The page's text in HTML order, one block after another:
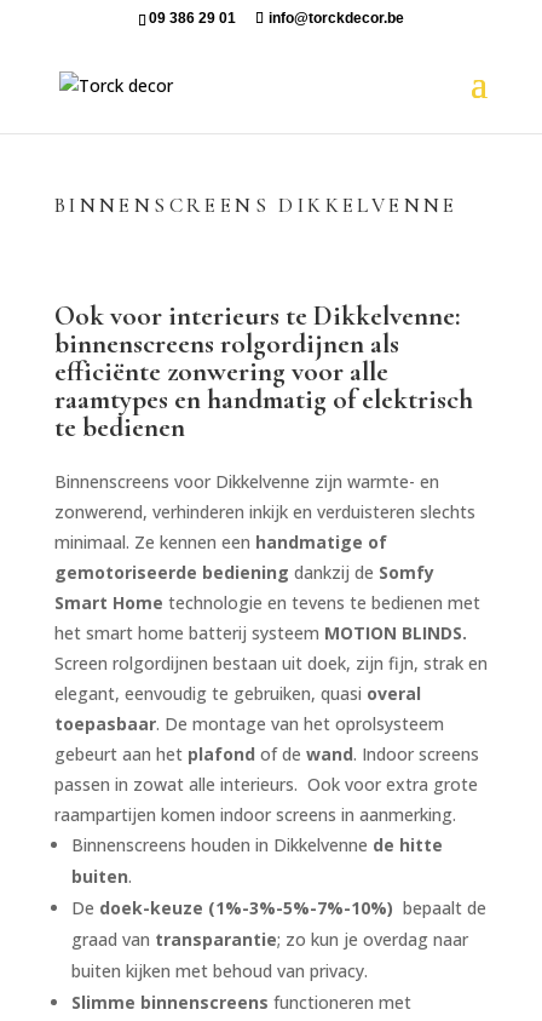
09 386 29 01 info@torckdecor.be
BINNENSCREENS DIKKELVENNE
Ook voor interieurs te Dikkelvenne:
binnenscreens rolgordijnen als
efficiënte zonwering voor alle
raamtypes en handmatig of elektrisch
te bedienen
Binnenscreens voor Dikkelvenne zijn warmte- en
zonwerend, verhinderen inkijk en verduisteren slechts
minimaal. Ze kennen een handmatige of
gemotoriseerde bediening dankzij de Somfy
Smart Home technologie en tevens te bedienen met
het smart home batterij systeem MOTION BLINDS.
Screen rolgordijnen bestaan uit doek, zijn fijn, strak en
elegant, eenvoudig te gebruiken, quasi overal
toepasbaar. De montage van het oprolsysteem
gebeurt aan het plafond of de wand. Indoor screens
passen in zowat alle interieurs. Ook voor extra grote
raampartijen komen indoor screens in aanmerking.
Binnenscreens houden in Dikkelvenne de hitte
buiten.
De doek-keuze (1%-3%-5%-7%-10%) bepaalt de
graad van transparantie; zo kun je overdag naar
buiten kijken met behoud van privacy.
Slimme binnenscreens functioneren met